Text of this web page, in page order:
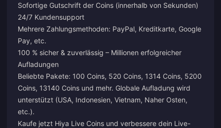
Sofortige Gutschrift der Coins (innerhalb von Sekunden)
24/7 Kundensupport
Mehrere Zahlungsmethoden: PayPal, Kreditkarte, Google
Pay, etc.
100 % sicher & zuverlässig – Millionen erfolgreicher
Aufladungen
Beliebte Pakete: 100 Coins, 520 Coins, 1314 Coins, 5200
Coins, 13140 Coins und mehr. Globale Aufladung wird
unterstützt (USA, Indonesien, Vietnam, Naher Osten,
etc.).
Kaufe jetzt Hiya Live Coins und verbessere dein Live-